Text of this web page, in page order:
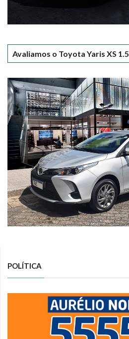
Avaliamos o Toyota Yaris XS 1.5
POLÍTICA